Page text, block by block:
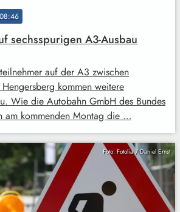
sechsspurigen A3-Ausbau
auf der A3 zwischen
kommen weitere
Wie die Autobahn GmbH des Bundes
am kommenden Montag die …
Foto: Fotolia / Daniel Ernst